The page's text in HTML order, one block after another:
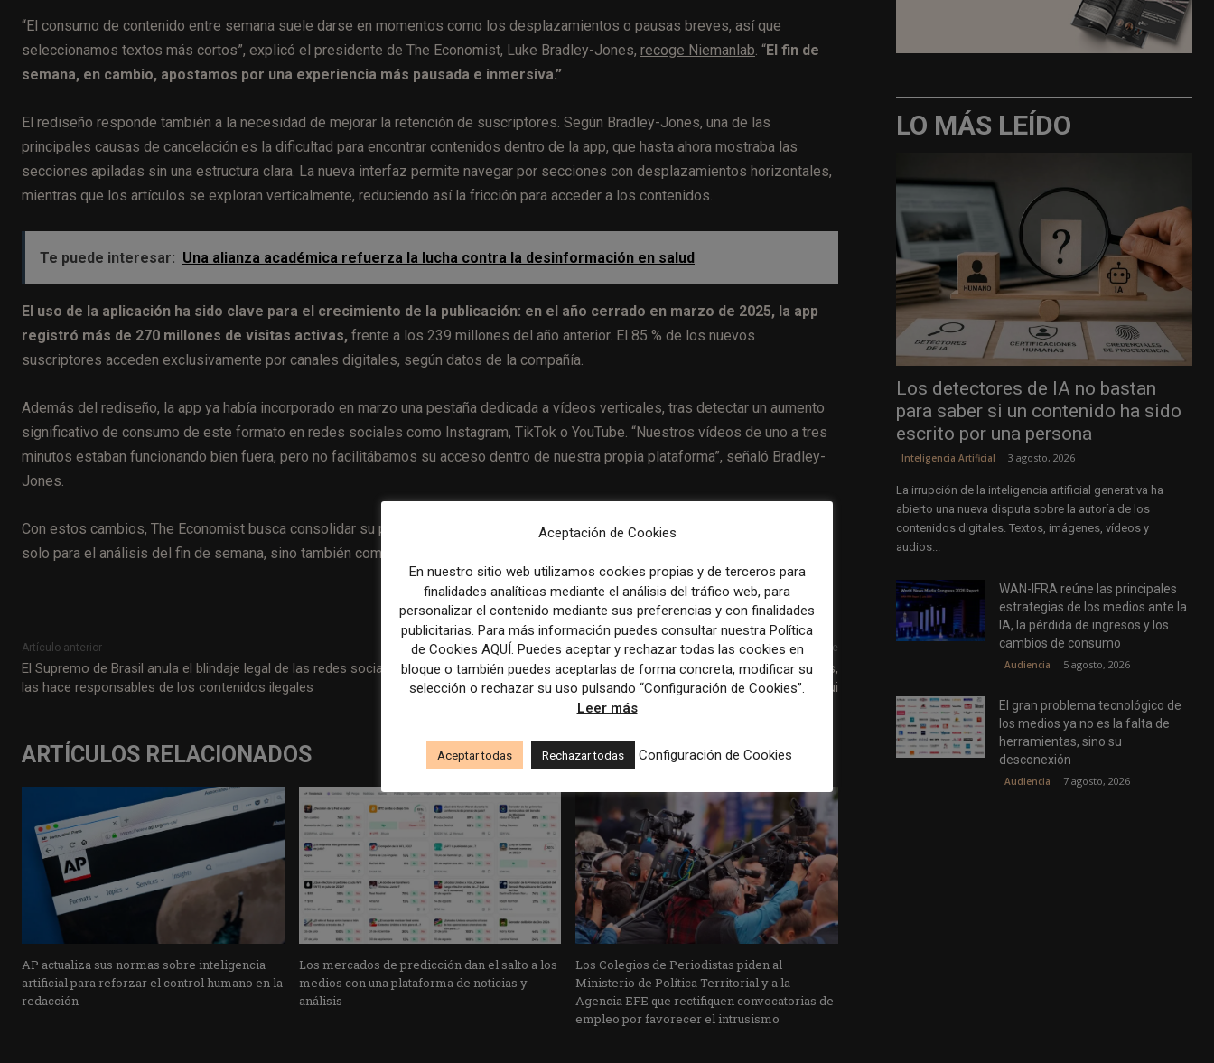
“El consumo de contenido entre semana suele darse en momentos como los desplazamientos o pausas breves, así que
seleccionamos textos más cortos”, explicó el presidente de The Economist, Luke Bradley-Jones, recoge Niemanlab. “El fin de
semana, en cambio, apostamos por una experiencia más pausada e inmersiva.”
El rediseño responde también a la necesidad de mejorar la retención de suscriptores. Según Bradley-Jones, una de las
principales causas de cancelación es la dificultad para encontrar contenidos dentro de la app, que hasta ahora mostraba las
secciones apiladas sin una estructura clara. La nueva interfaz permite navegar por secciones con desplazamientos horizontales,
mientras que los artículos se exploran verticalmente, reduciendo así la fricción para acceder a los contenidos.
Te puede interesar: Una alianza académica refuerza la lucha contra la desinformación en salud
El uso de la aplicación ha sido clave para el crecimiento de la publicación: en el año cerrado en marzo de 2025, la app
registró más de 270 millones de visitas activas, frente a los 239 millones del año anterior. El 85 % de los nuevos
suscriptores acceden exclusivamente por canales digitales, según datos de la compañía.
Además del rediseño, la app ya había incorporado en marzo una pestaña dedicada a vídeos verticales, tras detectar un aumento
significativo de consumo de este formato en redes sociales como Instagram, TikTok o YouTube. “Nuestros vídeos de uno a tres
minutos estaban funcionando bien fuera, pero no facilitábamos su acceso dentro de nuestra propia plataforma”, señaló Bradley-
Jones.
Con estos cambios, The Economist busca consolidar su presencia digital y reforzar su posición como medio de referencia no
solo para el análisis del fin de semana, sino también como fuente informativa de consulta diaria.
Artículo anterior
El Supremo de Brasil anula el blindaje legal de las redes sociales y
las hace responsables de los contenidos ilegales
Artículo siguiente
Podcast 33#. Salud mental en el periodismo: desafíos,
autocuidado y prevención. Entrevista a Aldara Martitegui
ARTÍCULOS RELACIONADOS
AP actualiza sus normas sobre inteligencia
artificial para reforzar el control humano en la
redacción
Los mercados de predicción dan el salto a los
medios con una plataforma de noticias y
análisis
Los Colegios de Periodistas piden al
Ministerio de Política Territorial y a la
Agencia EFE que rectifiquen convocatorias de
empleo por favorecer el intrusismo
LO MÁS LEÍDO
Los detectores de IA no bastan
para saber si un contenido ha sido
escrito por una persona
Inteligencia Artificial 3 agosto, 2026
La irrupción de la inteligencia artificial generativa ha
abierto una nueva disputa sobre la autoría de los
contenidos digitales. Textos, imágenes, vídeos y
audios...
WAN-IFRA reúne las principales
estrategias de los medios ante la
IA, la pérdida de ingresos y los
cambios de consumo
Audiencia 5 agosto, 2026
El gran problema tecnológico de
los medios ya no es la falta de
herramientas, sino su
desconexión
Audiencia 7 agosto, 2026
Aceptación de Cookies
En nuestro sitio web utilizamos cookies propias y de terceros para
finalidades analíticas mediante el análisis del tráfico web, para
personalizar el contenido mediante sus preferencias y con finalidades
publicitarias. Para más información puedes consultar nuestra Política
de Cookies AQUÍ. Puedes aceptar y rechazar todas las cookies en
bloque o también puedes aceptarlas de forma concreta, modificar su
selección o rechazar su uso pulsando “Configuración de Cookies”.
Leer más
Aceptar todas Rechazar todas Configuración de Cookies